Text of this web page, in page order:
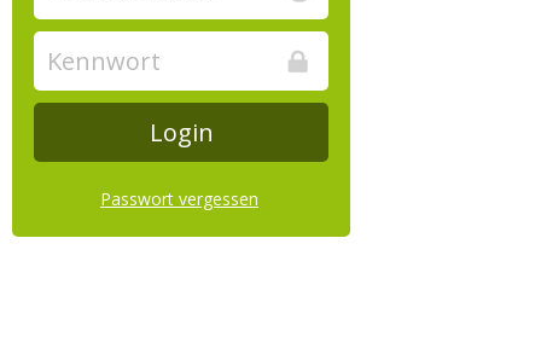
Passwort vergessen